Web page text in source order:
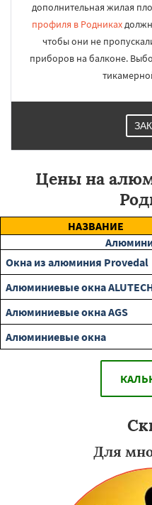
дополнительная жилая
профиля в Родниках
чтобы они не
приборов на балконе.
Цены на
НАЗВАНИЕ
Окна из алюминия Provedal
Алюминиевые окна
Алюминиевые окна AGS
Алюминиевые окна
Для